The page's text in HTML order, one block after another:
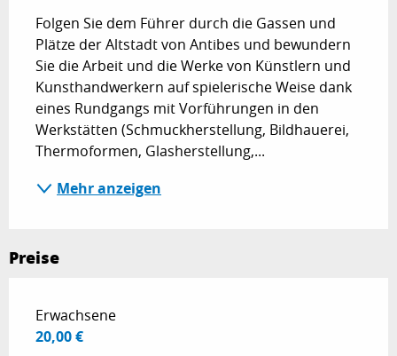
Folgen Sie dem Führer durch die Gassen und
Plätze der Altstadt von Antibes und bewundern
Sie die Arbeit und die Werke von Künstlern und
Kunsthandwerkern auf spielerische Weise dank
eines Rundgangs mit Vorführungen in den
Werkstätten (Schmuckherstellung, Bildhauerei,
Thermoformen, Glasherstellung,...
Mehr anzeigen
Preise
Preise 2026
Erwachsene
20,00 €